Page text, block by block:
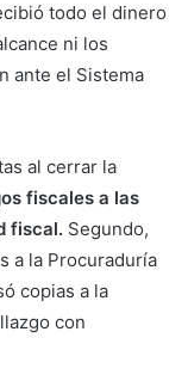
todo el dinero
ni los
ante el Sistema
al cerrar la
fiscales a las
fiscal. Segundo,
a la Procuraduría
copias a la
con